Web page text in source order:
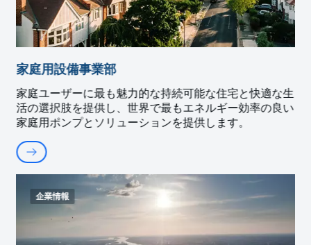
家庭用設備事業部
家庭ユーザーに最も魅力的な持続可能な住宅と快適な生
活の選択肢を提供し、世界で最もエネルギー効率の良い
家庭用ポンプとソリューションを提供します。
企業情報